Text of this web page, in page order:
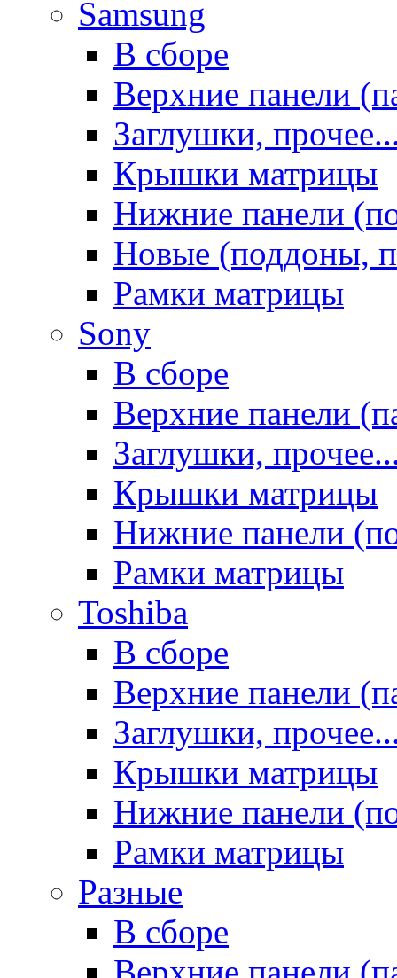
Samsung
В сборе
Верхние панели
Заглушки,
Крышки матрицы
Нижние панели
Новые (поддоны,
Рамки матрицы
Sony
В сборе
Верхние панели
Заглушки,
Крышки матрицы
Нижние панели
Рамки матрицы
Toshiba
В сборе
Верхние панели
Заглушки,
Крышки матрицы
Нижние панели
Рамки матрицы
Разные
В сборе